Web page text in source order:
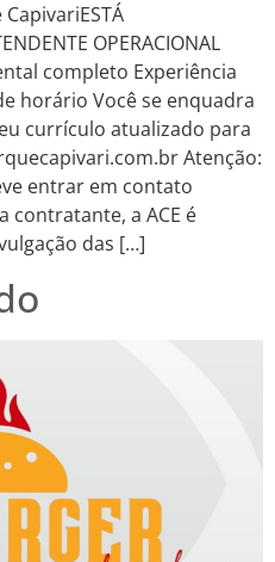
OPERACIONAL
completo Experiência
horário Você se enquadra
currículo atualizado para
Atenção:
entrar em contato
contratante, a ACE é
das […]